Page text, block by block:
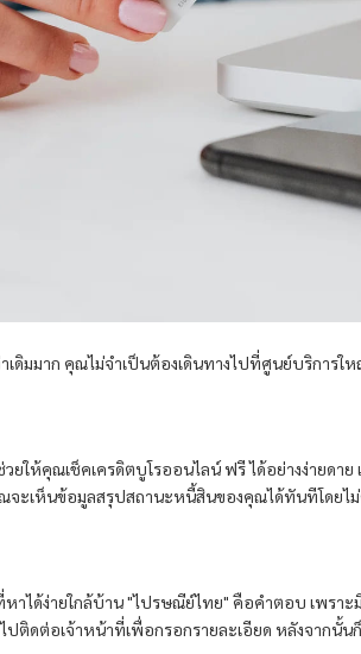
เดิมมาก คุณไม่จำเป็นต้องเดินทางไปที่ศูนย์บริการ
ให้คุณเช็คเครดิตบูโรออนไลน์ ฟรี ได้อย่างง่ายดา
จะเห็นข้อมูลสรุปสถานะหนี้สินของคุณได้ทันทีโดยไม่
าได้ง่ายใกล้บ้าน "ไปรษณีย์ไทย" คือคำตอบ เพร
ติดต่อเจ้าหน้าที่เพื่อกรอกรายละเอียด หลังจากนั้